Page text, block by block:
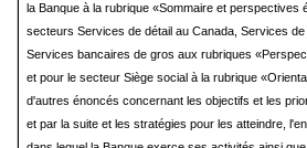
la Banque à la rubrique «Sommaire et perspectives
secteurs Services de détail au Canada, Services
Services bancaires de gros aux rubriques
et pour le secteur Siège social à la rubrique
d'autres énoncés concernant les objectifs et les
et par la suite et les stratégies pour les atteindre,